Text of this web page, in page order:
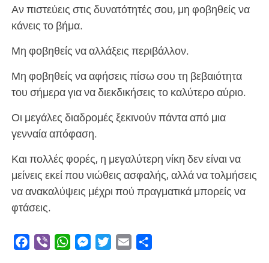
Αν πιστεύεις στις δυνατότητές σου, μη φοβηθείς να
κάνεις το βήμα.
Μη φοβηθείς να αλλάξεις περιβάλλον.
Μη φοβηθείς να αφήσεις πίσω σου τη βεβαιότητα
του σήμερα για να διεκδικήσεις το καλύτερο αύριο.
Οι μεγάλες διαδρομές ξεκινούν πάντα από μια
γενναία απόφαση.
Και πολλές φορές, η μεγαλύτερη νίκη δεν είναι να
μείνεις εκεί που νιώθεις ασφαλής, αλλά να τολμήσεις
να ανακαλύψεις μέχρι πού πραγματικά μπορείς να
φτάσεις.
Facebook
Viber WhatsAppMessengerTwitterEmail